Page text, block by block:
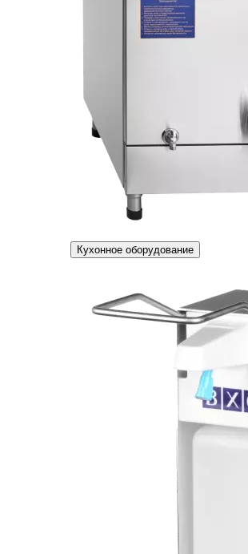
Кухонное оборудование